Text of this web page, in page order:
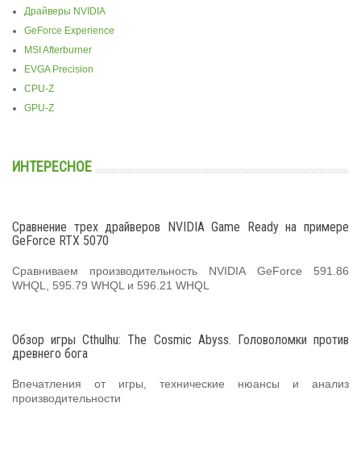
Драйверы NVIDIA
GeForce Experience
MSI Afterburner
EVGA Precision
CPU-Z
GPU-Z
ИНТЕРЕСНОЕ
Сравнение трех драйверов NVIDIA Game Ready на примере
GeForce RTX 5070
Сравниваем производительность NVIDIA GeForce 591.86
WHQL, 595.79 WHQL и 596.21 WHQL
Обзор игры Cthulhu: The Cosmic Abyss. Головоломки против
древнего бога
Впечатления от игры, технические нюансы и анализ
производительности